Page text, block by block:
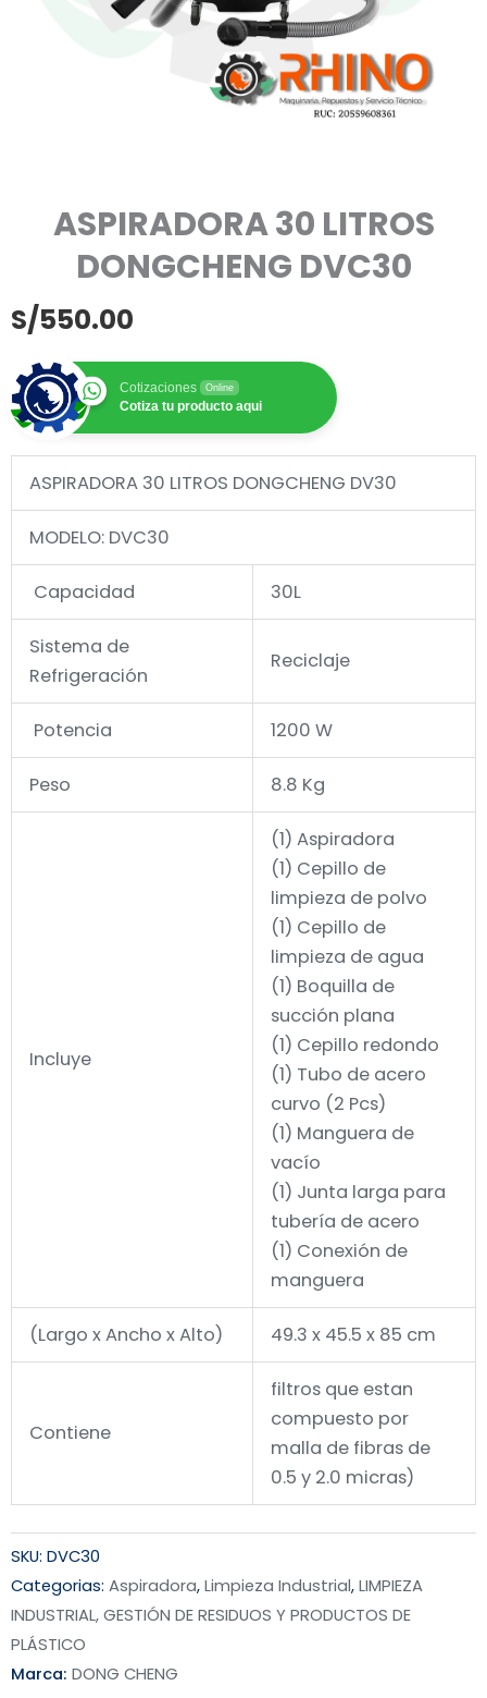
ASPIRADORA 30 LITROS
DONGCHENG DVC30
S/550.00
Cotizaciones Online
Cotiza tu producto aqui
ASPIRADORA 30 LITROS DONGCHENG DV30
MODELO: DVC30
Capacidad 30L
Sistema de
Refrigeración
Reciclaje
Potencia 1200 W
Peso 8.8 Kg
Incluye
(1) Aspiradora
(1) Cepillo de
limpieza de polvo
(1) Cepillo de
limpieza de agua
(1) Boquilla de
succión plana
(1) Cepillo redondo
(1) Tubo de acero
curvo (2 Pcs)
(1) Manguera de
vacío
(1) Junta larga para
tubería de acero
(1) Conexión de
manguera
(Largo x Ancho x Alto) 49.3 x 45.5 x 85 cm
Contiene
filtros que estan
compuesto por
malla de fibras de
0.5 y 2.0 micras)
SKU: DVC30
Categorias: Aspiradora,Limpieza Industrial,LIMPIEZA
INDUSTRIAL, GESTIÓN DE RESIDUOS Y PRODUCTOS DE
PLÁSTICO
Marca: DONG CHENG